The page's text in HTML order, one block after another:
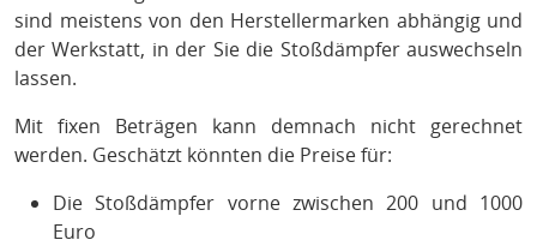
sind meistens von den Herstellermarken abhängig und
der Werkstatt, in der Sie die Stoßdämpfer auswechseln
lassen.
Mit fixen Beträgen kann demnach nicht gerechnet
werden. Geschätzt könnten die Preise für:
Die Stoßdämpfer vorne zwischen 200 und 1000
Euro